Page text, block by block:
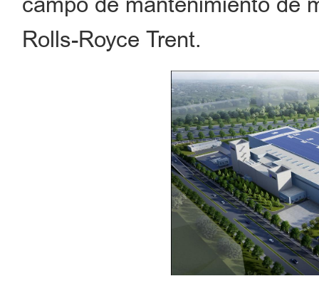
Rolls-Royce Trent.